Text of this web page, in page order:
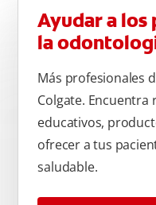
olvide de cepillar la lengua
por las bacterias.
Ayudar a
la
Más profesionales
Colgate. Encuentra
educativos,
ofrecer a tus
saludable.